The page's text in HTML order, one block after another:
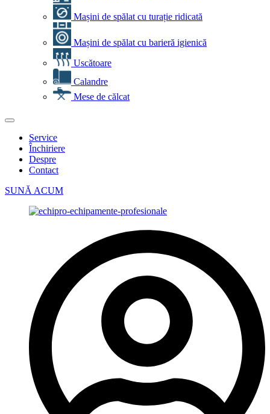
Mașini de spălat cu turație ridicată
Mașini de spălat cu barieră igienică
Uscătoare
Calandre
Mese de călcat
Service
Închiriere
Despre
Contact
SUNĂ ACUM